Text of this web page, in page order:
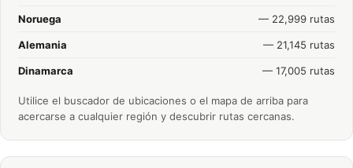
Noruega — 22,999 rutas
Alemania — 21,145 rutas
Dinamarca — 17,005 rutas
Utilice el buscador de ubicaciones o el mapa de arriba para
acercarse a cualquier región y descubrir rutas cercanas.